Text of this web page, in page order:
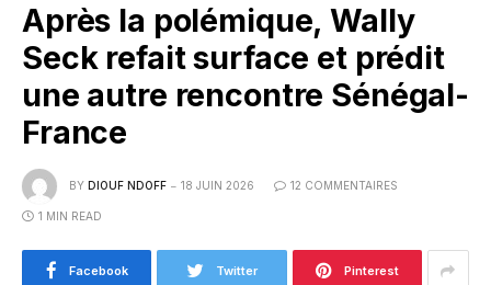
Après la polémique, Wally
Seck refait surface et prédit
une autre rencontre Sénégal-
France
BY DIOUF NDOFF 18 JUIN 2026 12 COMMENTAIRES
1 MIN READ
Facebook Twitter Pinterest